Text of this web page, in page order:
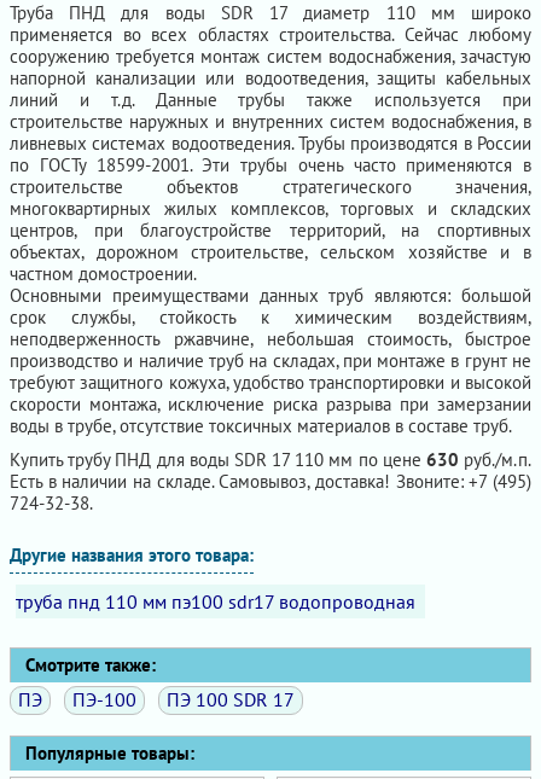
Труба ПНД для воды SDR 17 диаметр 110 мм широко
применяется во всех областях строительства. Сейчас любому
сооружению требуется монтаж систем водоснабжения, зачастую
напорной канализации или водоотведения, защиты кабельных
линий и т.д. Данные трубы также используется при
строительстве наружных и внутренних систем водоснабжения, в
ливневых системах водоотведения. Трубы производятся в России
по ГОСТу 18599-2001. Эти трубы очень часто применяются в
строительстве объектов стратегического значения,
многоквартирных жилых комплексов, торговых и складских
центров, при благоустройстве территорий, на спортивных
объектах, дорожном строительстве, сельском хозяйстве и в
частном домостроении.
Основными преимуществами данных труб являются: большой
срок службы, стойкость к химическим воздействиям,
неподверженность ржавчине, небольшая стоимость, быстрое
производство и наличие труб на складах, при монтаже в грунт не
требуют защитного кожуха, удобство транспортировки и высокой
скорости монтажа, исключение риска разрыва при замерзании
воды в трубе, отсутствие токсичных материалов в составе труб.
Купить трубу ПНД для воды SDR 17 110 мм по цене 630 руб./м.п.
Есть в наличии на складе. Самовывоз, доставка! Звоните: +7 (495)
724-32-38.
Другие названия этого товара:
труба пнд 110 мм пэ100 sdr17 водопроводная
Смотрите также:
ПЭ ПЭ-100 ПЭ 100 SDR 17
Популярные товары: